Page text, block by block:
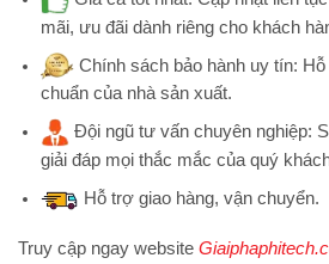
mãi, ưu đãi dành riêng cho khách
Chính sách bảo hành uy tín:
chuẩn của nhà sản xuất.
Đội ngũ tư vấn chuyên nghiệp:
giải đáp mọi thắc mắc của quý
Hỗ trợgiao hàng, vận chuyển.
Truy cập ngay website